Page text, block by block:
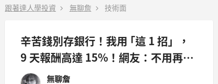
跟著達人學投資 無聊詹 技術面
辛苦錢別存銀行！我用 ｢這 1 招」，
9 天報酬高達 15%！網友：不用再當
月光族啦！
無聊詹